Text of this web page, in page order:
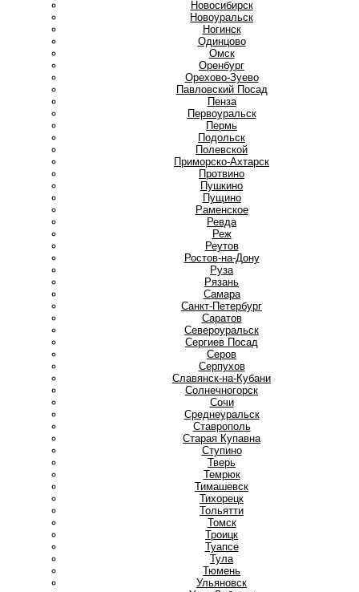
Новосибирск
Новоуральск
Ногинск
Одинцово
Омск
Оренбург
Орехово-Зуево
Павловский Посад
Пенза
Первоуральск
Пермь
Подольск
Полевской
Приморско-Ахтарск
Протвино
Пушкино
Пущино
Раменское
Ревда
Реж
Реутов
Ростов-на-Дону
Руза
Рязань
Самара
Санкт-Петербург
Саратов
Североуральск
Сергиев Посад
Серов
Серпухов
Славянск-на-Кубани
Солнечногорск
Сочи
Среднеуральск
Ставрополь
Старая Купавна
Ступино
Тверь
Темрюк
Тимашевск
Тихорецк
Тольятти
Томск
Троицк
Туапсе
Тула
Тюмень
Ульяновск